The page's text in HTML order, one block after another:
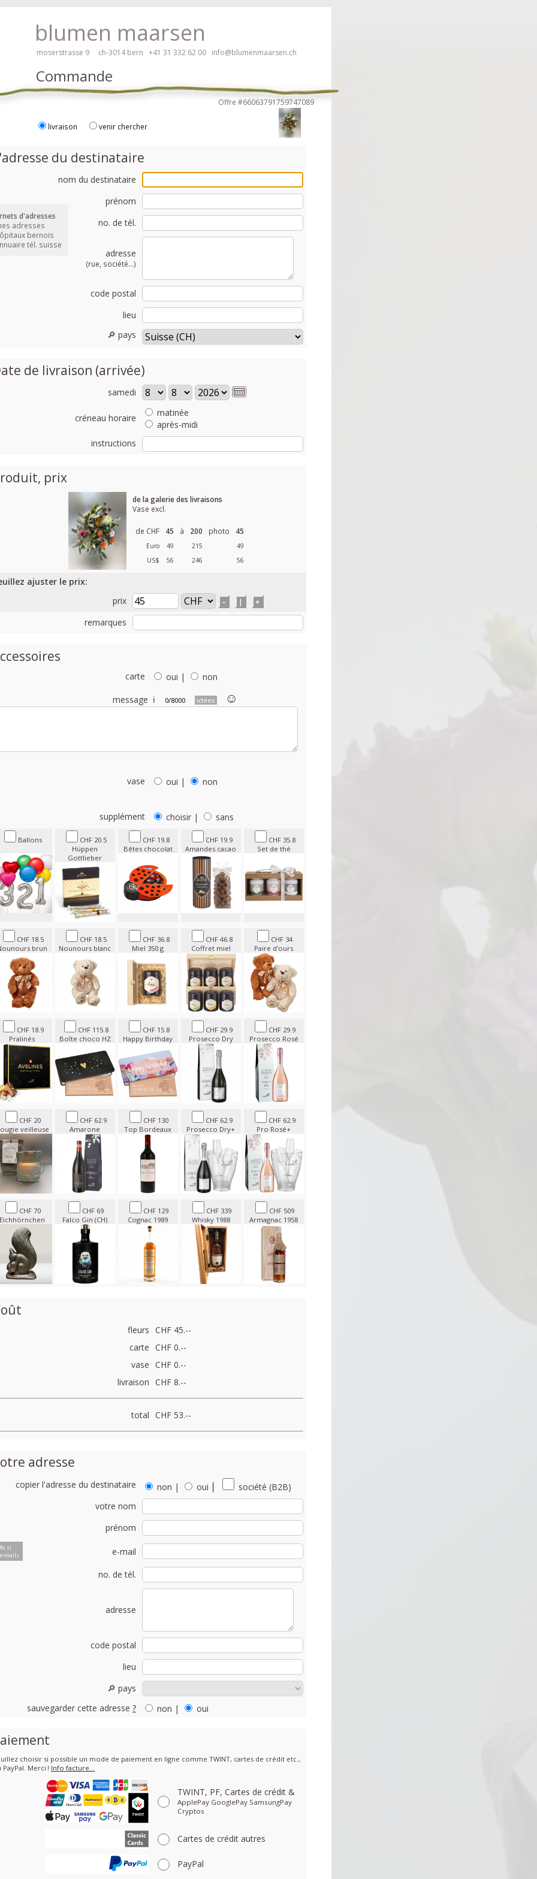
blumen maarsen
moserstrasse 9 ch-3014 bern +41 31 332 62 00 info@blumenmaarsen.ch
des fleurs en mode accessible avec lecteur d'écran ou plage braille, veuillez cliquer ici!
Commande
du destinataire
nom du destinataire
prénom
no. de tél.
adresse
(rue, société...)
code postal
lieu
🔎 pays
de livraison (arrivée)
samedi
créneau horaire
matinée
après-midi
instructions
prix
de la galerie des livraisons
Vase excl.
de CHF 45 à 200 photo 45
Euro 49 215
49
US$
56 246 56
ajuster le prix:
prix
– | +
remarques
carte oui |
non
message ℹ 0/8000 idées ☺︎
vase oui | non
supplément choisir| sans
Ballons
CHF 20.5
Hüppen
Gottlieber
CHF 19.8
Bêtes chocolat
CHF 19.9
Amandes cacao
CHF 35.8
Set de thé
CHF 18.5
brun
CHF 18.5
Nounours blanc
CHF 36.8
Miel 350 g
CHF 46.8
Coffret miel
CHF 34
Paire d'ours
CHF 18.9
Pralinés
CHF 115.8
Boîte choco HZ
CHF 15.8
Happy Birthday
CHF 29.9
Prosecco Dry
CHF 29.9
Prosecco Rosé
CHF 20
veilleuse
CHF 62.9
Amarone
CHF 130
Top Bordeaux
CHF 62.9
Prosecco Dry+
CHF 62.9
Pro Rosé+
CHF 70
CHF 69
Falco Gin (CH)
CHF 129
Cognac 1989
CHF 339
Whisky 1988
CHF 509
Armagnac 1958
fleurs CHF 45.--
carte CHF 0.--
vase CHF 0.--
livraison CHF 8.--
total CHF 53.--
adresse
copier l'adresse du destinataire non | oui
société (B2B)
votre nom
prénom
si
mails
e-mail
no. de tél.
adresse
code postal
lieu
🔎 pays
sauvegarder cette adresse ? non | oui
choisir si possible un mode de paiement en ligne comme TWINT, cartes de crédit etc.,
PayPal. Merci ! Info facture…
TWINT, PF, Cartes de crédit &
ApplePay GooglePay SamsungPay
Cryptos
Cartes de crédit autres
PayPal
Offre #66063791759747089
livraison venir chercher
d'adresses
adresses
bernois
tél. suisse